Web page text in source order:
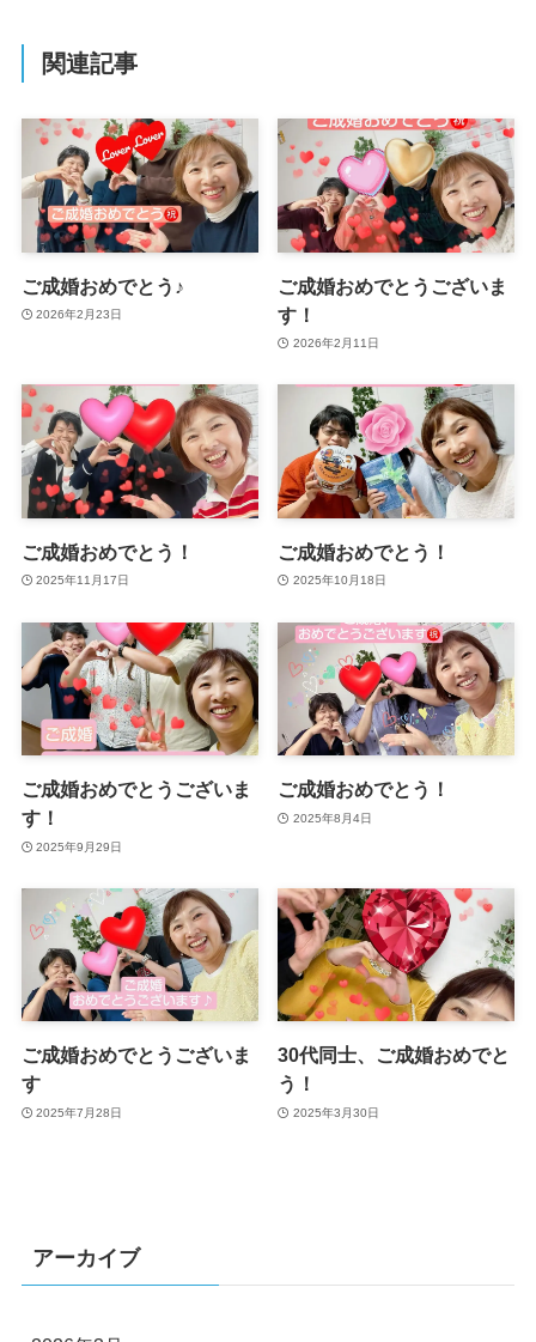
関連記事
ご成婚おめでとう♪
2026年2月23日
ご成婚おめでとうございま
す！
2026年2月11日
ご成婚おめでとう！
2025年11月17日
ご成婚おめでとう！
2025年10月18日
ご成婚おめでとうございま
す！
2025年9月29日
ご成婚おめでとう！
2025年8月4日
ご成婚おめでとうございま
す
2025年7月28日
30代同士、ご成婚おめでと
う！
2025年3月30日
アーカイブ